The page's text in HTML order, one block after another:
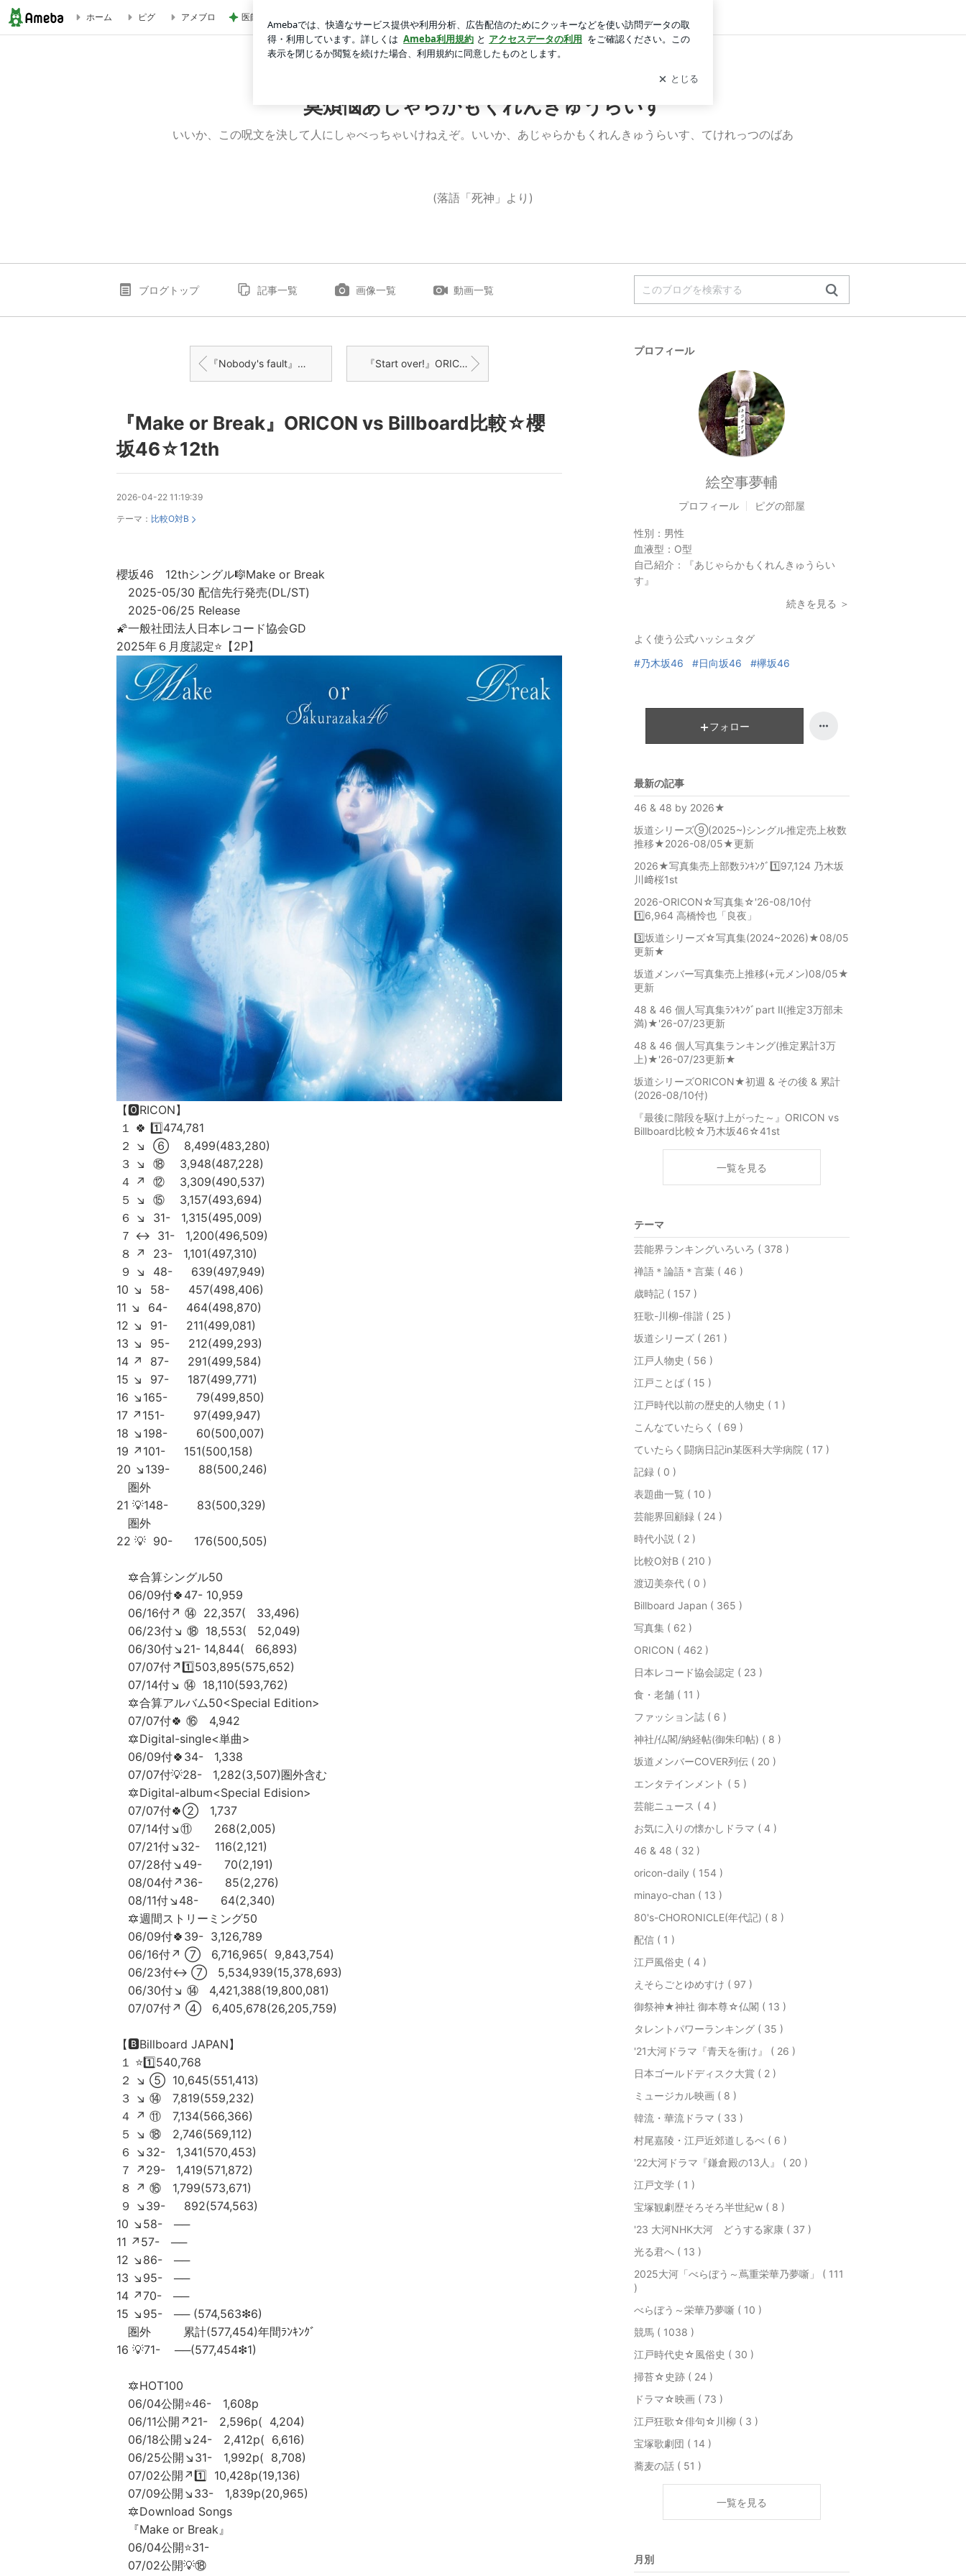
『Make or Break』ORICON vs Billboard比較☆櫻坂46☆12th | 莫煩悩あじゃらかもくれんきゅうらいす
ホーム ピグ アメブロ 医師に言われた運もある大きな手術 ログイン
莫煩悩あじゃらかもくれんきゅうらいす
いいか、この呪文を決して人にしゃべっちゃいけねえぞ。いいか、あじゃらかもくれんきゅうらいす、てけれっつのばあ
(落語「死神」より)
ブログトップ 記事一覧 画像一覧 動画一覧
『Nobody's fault』ORICON vs Billboard比較☆櫻坂46 1st 『Start over!』ORICON vs Billboard比較☆櫻坂46☆6th
『Make or Break』ORICON vs Billboard比較☆櫻
坂46☆12th
2026-04-22 11:19:39
テーマ： 比較O対B
櫻坂46 12thシングル🎼Make or Break
2025-05/30 配信先行発売(DL/ST)
2025-06/25 Release
🌠一般社団法人日本レコード協会GD
2025年６月度認定⭐【2P】
【🅾️RICON】
１ 🍀 1️⃣474,781
２ ↘️ ⑥ 8,499(483,280)
３ ↘️ ⑱ 3,948(487,228)
４ ↗️ ⑫ 3,309(490,537)
５ ↘️ ⑮ 3,157(493,694)
６ ↘️ 31- 1,315(495,009)
７ ↔️ 31- 1,200(496,509)
８ ↗️ 23- 1,101(497,310)
９ ↘️ 48- 639(497,949)
10 ↘️ 58- 457(498,406)
11 ↘️ 64- 464(498,870)
12 ↘️ 91- 211(499,081)
13 ↘️ 95- 212(499,293)
14 ↗️ 87- 291(499,584)
15 ↘️ 97- 187(499,771)
16 ↘️165- 79(499,850)
17 ↗️151- 97(499,947)
18 ↘️198- 60(500,007)
19 ↗️101- 151(500,158)
20 ↘️139- 88(500,246)
圏外
21 💡148- 83(500,329)
圏外
22 💡 90- 176(500,505)
🔯合算シングル50
06/09付🍀47- 10,959
06/16付↗️ ⑭ 22,357( 33,496)
06/23付↘️ ⑱ 18,553( 52,049)
06/30付↘️21- 14,844( 66,893)
07/07付↗️1️⃣503,895(575,652)
07/14付↘️ ⑭ 18,110(593,762)
🔯合算アルバム50<Special Edition>
07/07付🍀 ⑯ 4,942
🔯Digital-single<単曲>
06/09付🍀34- 1,338
07/07付💡28- 1,282(3,507)圏外含む
🔯Digital-album<Special Edision>
07/07付🍀② 1,737
07/14付↘️⑪ 268(2,005)
07/21付↘️32- 116(2,121)
07/28付↘️49- 70(2,191)
08/04付↗️36- 85(2,276)
08/11付↘️48- 64(2,340)
🔯週間ストリーミング50
06/09付🍀39- 3,126,789
06/16付↗️ ⑦ 6,716,965( 9,843,754)
06/23付↔️ ⑦ 5,534,939(15,378,693)
06/30付↘️ ⑭ 4,421,388(19,800,081)
07/07付↗️ ④ 6,405,678(26,205,759)
【🅱️Billboard JAPAN】
１ ⭐1️⃣540,768
２ ↘️ ⑤ 10,645(551,413)
３ ↘️ ⑭ 7,819(559,232)
４ ↗️ ⑪ 7,134(566,366)
５ ↘️ ⑱ 2,746(569,112)
６ ↘️32- 1,341(570,453)
７ ↗️29- 1,419(571,872)
８ ↗️ ⑯ 1,799(573,671)
９ ↘️39- 892(574,563)
10 ↘️58- ──
11 ↗️57- ──
12 ↘️86- ──
13 ↘️95- ──
14 ↗️70- ──
15 ↘️95- ── (574,563❇6)
圏外 累計(577,454)年間ﾗﾝｷﾝｸﾞ
16 💡71- ──(577,454❇1)
🔯HOT100
06/04公開⭐46- 1,608p
06/11公開↗️21- 2,596p( 4,204)
06/18公開↘️24- 2,412p( 6,616)
06/25公開↘️31- 1,992p( 8,708)
07/02公開↗️1️⃣ 10,428p(19,136)
07/09公開↘️33- 1,839p(20,965)
🔯Download Songs
『Make or Break』
06/04公開⭐31-
07/02公開💡⑱
プロフィール
絵空事夢輔
プロフィール ピグの部屋
性別： 男性
血液型： O型
自己紹介：
『あじゃらかもくれんきゅうらい
す』
続きを見る ＞
よく使う公式ハッシュタグ
#乃木坂46 #日向坂46 #欅坂46
フォロー
最新の記事
46 & 48 by 2026★
坂道シリーズ⑨(2025~)シングル推定売上枚数
推移★2026-08/05★更新
2026★写真集売上部数ﾗﾝｷﾝｸﾞ1️⃣97,124 乃木坂
川﨑桜1st
2026-ORICON☆写真集☆'26-08/10付
1️⃣6,964 高橋怜也「良夜」
3️⃣坂道シリーズ☆写真集(2024~2026)★08/05
更新★
坂道メンバー写真集売上推移(+元メン)08/05★
更新
48 & 46 個人写真集ﾗﾝｷﾝｸﾞpart Ⅱ(推定3万部未
満)★'26-07/23更新
48 & 46 個人写真集ランキング(推定累計3万
上)★'26-07/23更新★
坂道シリーズORICON★初週 & その後 & 累計
(2026-08/10付)
『最後に階段を駆け上がった～』ORICON vs
Billboard比較☆乃木坂46☆41st
一覧を見る
テーマ
芸能界ランキングいろいろ ( 378 )
禅語＊論語＊言葉 ( 46 )
歳時記 ( 157 )
狂歌-川柳-俳諧 ( 25 )
坂道シリーズ ( 261 )
江戸人物史 ( 56 )
江戸ことば ( 15 )
江戸時代以前の歴史的人物史 ( 1 )
こんなていたらく ( 69 )
ていたらく闘病日記in某医科大学病院 ( 17 )
記録 ( 0 )
表題曲一覧 ( 10 )
芸能界回顧録 ( 24 )
時代小説 ( 2 )
比較O対B ( 210 )
渡辺美奈代 ( 0 )
Billboard Japan ( 365 )
写真集 ( 62 )
ORICON ( 462 )
日本レコード協会認定 ( 23 )
食・老舗 ( 11 )
ファッション誌 ( 6 )
神社/仏閣/納経帖(御朱印帖) ( 8 )
坂道メンバーCOVER列伝 ( 20 )
エンタテインメント ( 5 )
芸能ニュース ( 4 )
お気に入りの懐かしドラマ ( 4 )
46 & 48 ( 32 )
oricon-daily ( 154 )
minayo-chan ( 13 )
80's-CHORONICLE(年代記) ( 8 )
配信 ( 1 )
江戸風俗史 ( 4 )
えそらごとゆめすけ ( 97 )
御祭神★神社 御本尊☆仏閣 ( 13 )
タレントパワーランキング ( 35 )
'21大河ドラマ『青天を衝け』 ( 26 )
日本ゴールドディスク大賞 ( 2 )
ミュージカル映画 ( 8 )
韓流・華流ドラマ ( 33 )
村尾嘉陵・江戸近郊道しるべ ( 6 )
'22大河ドラマ『鎌倉殿の13人』 ( 20 )
江戸文学 ( 1 )
宝塚観劇歴そろそろ半世紀w ( 8 )
'23 大河NHK大河 どうする家康 ( 37 )
光る君へ ( 13 )
2025大河「べらぼう～蔦重栄華乃夢噺」 ( 111
)
べらぼう～栄華乃夢噺 ( 10 )
競馬 ( 1038 )
江戸時代史☆風俗史 ( 30 )
掃苔☆史跡 ( 24 )
ドラマ☆映画 ( 73 )
江戸狂歌☆俳句☆川柳 ( 3 )
宝塚歌劇団 ( 14 )
蕎麦の話 ( 51 )
一覧を見る
月別